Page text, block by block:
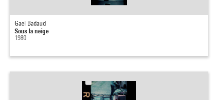
Gaël Badaud
Sous la neige
1980